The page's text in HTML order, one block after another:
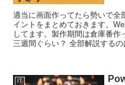
適当に画面作ってたら勢いで全
イントをまとめておきます。
してます。製作期間は倉庫番
三週間ぐらい？ 全部解説する
IT